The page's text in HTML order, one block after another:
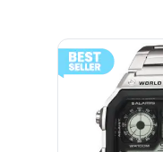
Poruszanie się po
Naciśnij, aby
Naciśnij, aby przejść